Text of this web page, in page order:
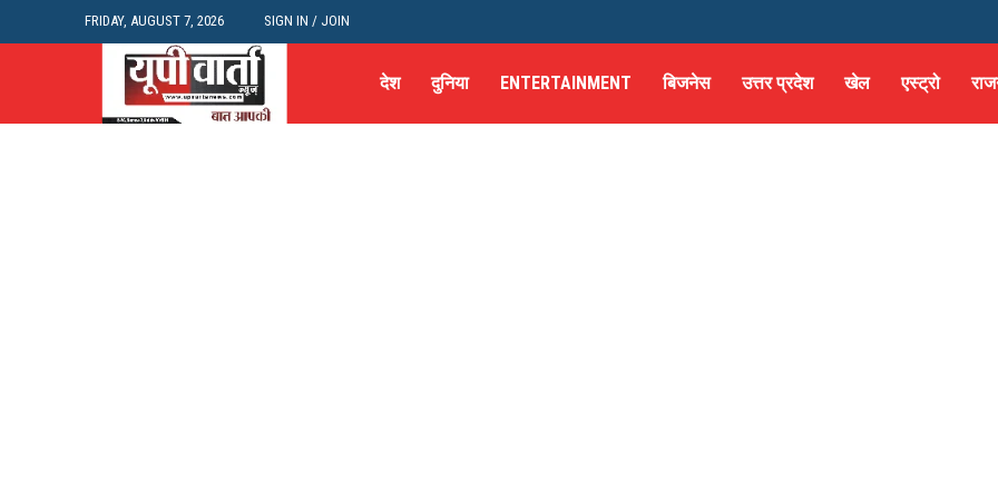
FRIDAY, AUGUST 7, 2026 SIGN IN / JOIN
देश दुनिया ENTERTAINMENT बिजनेस उत्तर प्रदेश खेल एस्ट्रो